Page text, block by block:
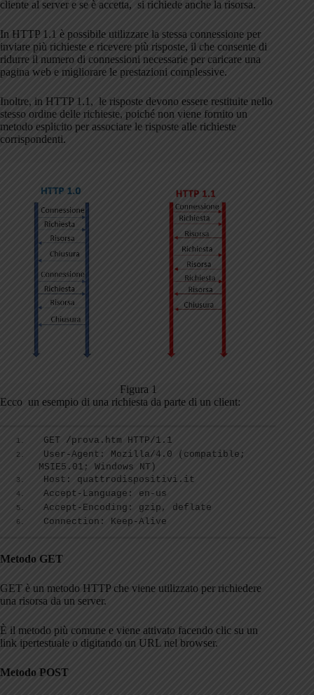
cliente al server e se è accetta, si richiede anche la risorsa.
In HTTP 1.1 è possibile utilizzare la stessa connessione per
inviare più richieste e ricevere più risposte, il che consente di
ridurre il numero di connessioni necessarie per caricare una
pagina web e migliorare le prestazioni complessive.
Inoltre, in HTTP 1.1, le risposte devono essere restituite nello
stesso ordine delle richieste, poiché non viene fornito un
metodo esplicito per associare le risposte alle richieste
corrispondenti.
Figura 1
Ecco un esempio di una richiesta da parte di un client:
GET /prova.htm HTTP/1.1
User-Agent: Mozilla/4.0 (compatible;
MSIE5.01; Windows NT)
Host: quattrodispositivi.it
Accept-Language: en-us
Accept-Encoding: gzip, deflate
Connection: Keep-Alive
Metodo GET
GET è un metodo HTTP che viene utilizzato per richiedere
una risorsa da un server.
È il metodo più comune e viene attivato facendo clic su un
link ipertestuale o digitando un URL nel browser.
Metodo POST